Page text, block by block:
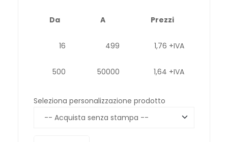
Da A Prezzi
16 499 1,76 +IVA
500 50000 1,64 +IVA
Seleziona personalizzazione prodotto